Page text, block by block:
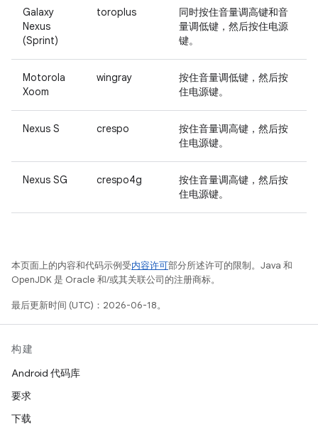
Galaxy
Nexus
(Sprint)
toroplus
同时按住音量调高键和音
量调低键，然后按住电源
键。
Motorola
Xoom
wingray 按住音量调低键 ，然后按
住电源键。
Nexus S crespo
按住音量调高键，然后按
住电源键。
Nexus SG crespo4g
按住音量调高键，然后按
住电源键。
本页面上的内容和代码示例受内容许可部分所述许可的限制。Java 和
OpenJDK 是 Oracle 和/或其关联公司的注册商标。
最后更新时间 (UTC)：2026-06-18。
构建
Android 代码库
要求
下载